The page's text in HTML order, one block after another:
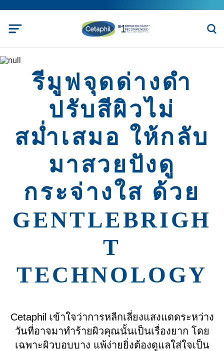
รีมูฟจุดด่างดำ
ปรับสีผิวไม่
สม่ำเสมอ ให้กลับ
มาสวยปังดู
กระจ่างใส ด้วย
GENTLEBRIGH
T
TECHNOLOGY
Cetaphil เข้าใจว่าการหลีกเลี่ยงแสงแดดระหว่าง
วันที่อาจมาทำร้ายผิวคุณนั้นเป็นเรื่องยาก โดย
เฉพาะผิวบอบบาง แพ้ง่ายยิ่งต้องดูแลใส่ใจเป็น